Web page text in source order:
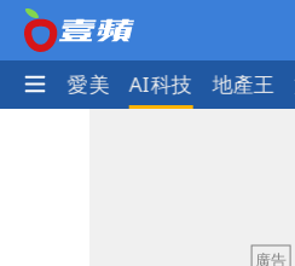
愛美 AI科技 地產王